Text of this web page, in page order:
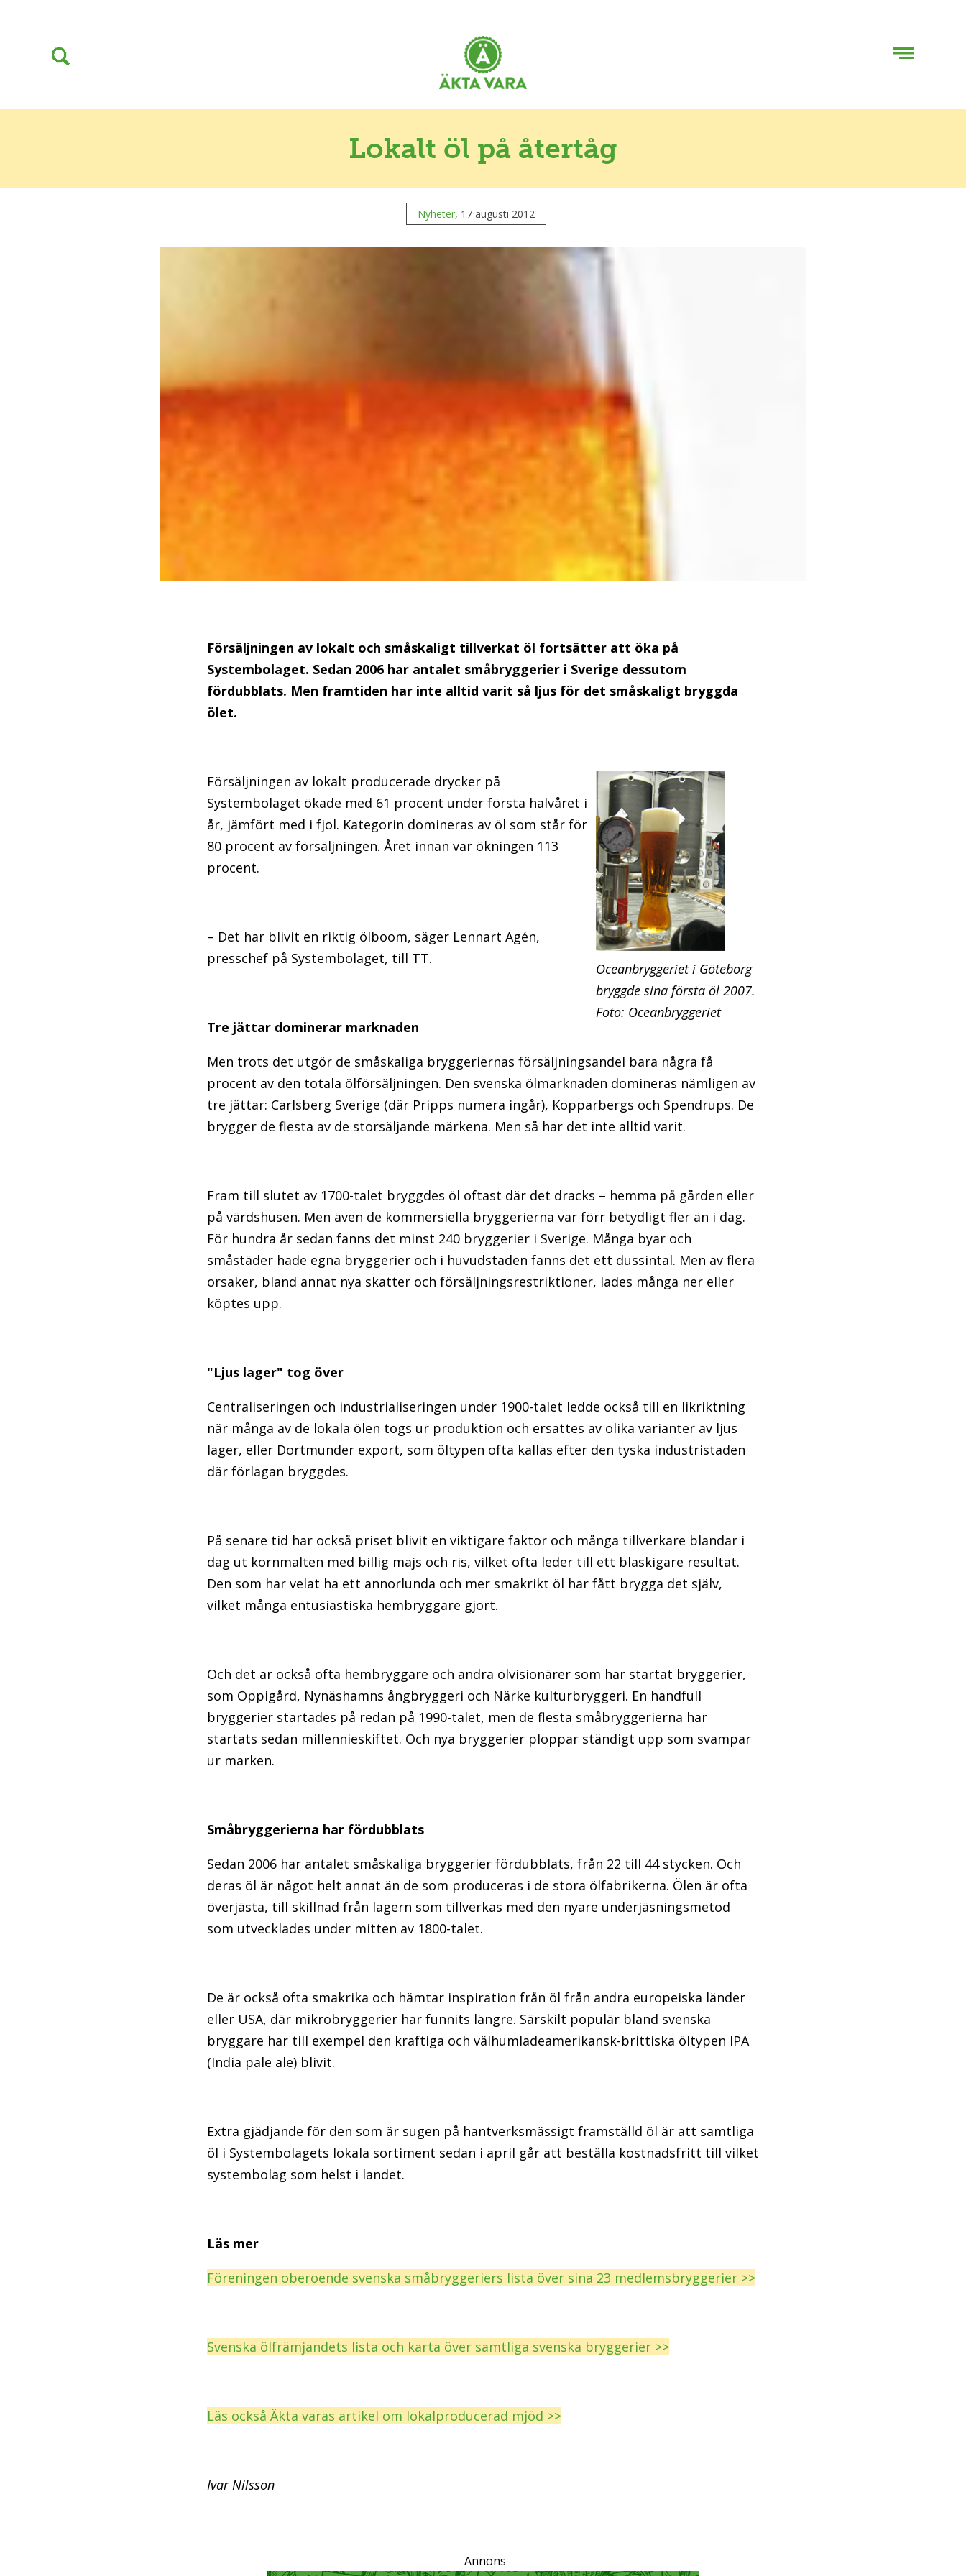
Lokalt öl på återtåg
Nyheter, 17 augusti 2012
Försäljningen av lokalt och småskaligt tillverkat öl fortsätter att öka på
Systembolaget. Sedan 2006 har antalet småbryggerier i Sverige dessutom
fördubblats. Men framtiden har inte alltid varit så ljus för det småskaligt bryggda
ölet.
Oceanbryggeriet i Göteborg
bryggde sina första öl 2007.
Foto: Oceanbryggeriet
Försäljningen av lokalt producerade drycker på
Systembolaget ökade med 61 procent under första halvåret i
år, jämfört med i fjol. Kategorin domineras av öl som står för
80 procent av försäljningen. Året innan var ökningen 113
procent.
– Det har blivit en riktig ölboom, säger Lennart Agén,
presschef på Systembolaget, till TT.
Tre jättar dominerar marknaden
Men trots det utgör de småskaliga bryggeriernas försäljningsandel bara några få
procent av den totala ölförsäljningen. Den svenska ölmarknaden domineras nämligen av
tre jättar: Carlsberg Sverige (där Pripps numera ingår), Kopparbergs och Spendrups. De
brygger de flesta av de storsäljande märkena. Men så har det inte alltid varit.
Fram till slutet av 1700-talet bryggdes öl oftast där det dracks – hemma på gården eller
på värdshusen. Men även de kommersiella bryggerierna var förr betydligt fler än i dag.
För hundra år sedan fanns det minst 240 bryggerier i Sverige. Många byar och
småstäder hade egna bryggerier och i huvudstaden fanns det ett dussintal. Men av flera
orsaker, bland annat nya skatter och försäljningsrestriktioner, lades många ner eller
köptes upp.
"Ljus lager" tog över
Centraliseringen och industrialiseringen under 1900-talet ledde också till en likriktning
när många av de lokala ölen togs ur produktion och ersattes av olika varianter av ljus
lager, eller Dortmunder export, som öltypen ofta kallas efter den tyska industristaden
där förlagan bryggdes.
På senare tid har också priset blivit en viktigare faktor och många tillverkare blandar i
dag ut kornmalten med billig majs och ris, vilket ofta leder till ett blaskigare resultat.
Den som har velat ha ett annorlunda och mer smakrikt öl har fått brygga det själv,
vilket många entusiastiska hembryggare gjort.
Och det är också ofta hembryggare och andra ölvisionärer som har startat bryggerier,
som Oppigård, Nynäshamns ångbryggeri och Närke kulturbryggeri. En handfull
bryggerier startades på redan på 1990-talet, men de flesta småbryggerierna har
startats sedan millennieskiftet. Och nya bryggerier ploppar ständigt upp som svampar
ur marken.
Småbryggerierna har fördubblats
Sedan 2006 har antalet småskaliga bryggerier fördubblats, från 22 till 44 stycken. Och
deras öl är något helt annat än de som produceras i de stora ölfabrikerna. Ölen är ofta
överjästa, till skillnad från lagern som tillverkas med den nyare underjäsningsmetod
som utvecklades under mitten av 1800-talet.
De är också ofta smakrika och hämtar inspiration från öl från andra europeiska länder
eller USA, där mikrobryggerier har funnits längre. Särskilt populär bland svenska
bryggare har till exempel den kraftiga och välhumladeamerikansk-brittiska öltypen IPA
(India pale ale) blivit.
Extra gjädjande för den som är sugen på hantverksmässigt framställd öl är att samtliga
öl i Systembolagets lokala sortiment sedan i april går att beställa kostnadsfritt till vilket
systembolag som helst i landet.
Läs mer
Föreningen oberoende svenska småbryggeriers lista över sina 23 medlemsbryggerier >>
Svenska ölfrämjandets lista och karta över samtliga svenska bryggerier >>
Läs också Äkta varas artikel om lokalproducerad mjöd >>
Ivar Nilsson
Annons